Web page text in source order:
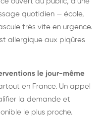
quotidien — école,
très vite en urgence.
allergique aux piqûres
le jour-même
en France. Un appel
la demande et
le plus proche.